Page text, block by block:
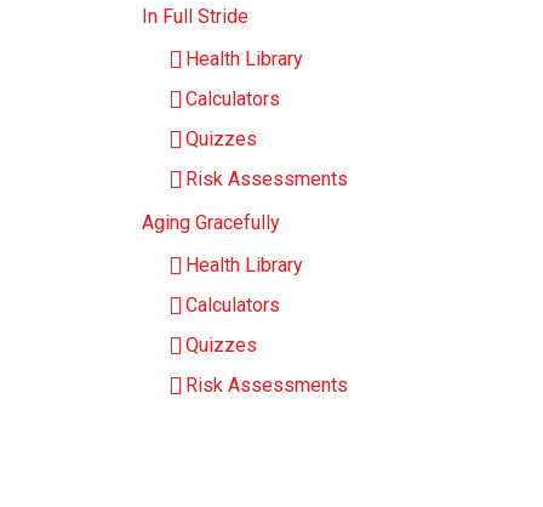
In Full Stride
Health Library
Calculators
Quizzes
Risk Assessments
Aging Gracefully
Health Library
Calculators
Quizzes
Risk Assessments